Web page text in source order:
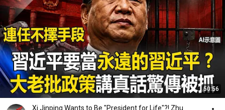
50:56
Xi Jinping Wants to Be "President for Life"?! Zhu